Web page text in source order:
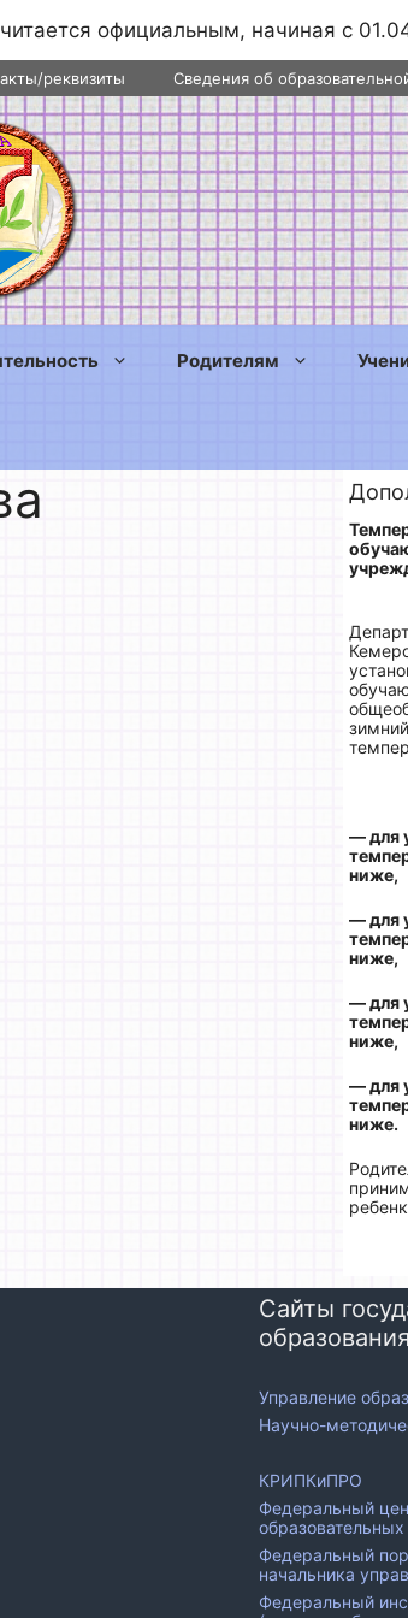
официальным, начиная с
реквизиты Сведения об
Родителям
— для
ниже,
— для
ниже,
— для
ниже,
— для
ниже.
Сайты
образования
Управление
Научно-
КРИПКиПРО
Федеральный
Федеральный
начальника
Федеральный